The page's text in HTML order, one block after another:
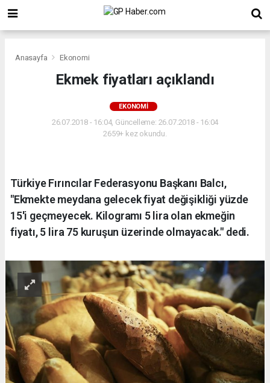
Anasayfa Ekonomi
Ekmek fiyatları açıklandı
EKONOMI
26.07.2018 - 16:04, Güncelleme: 26.07.2018 - 16:04
2659+ kez okundu.
Türkiye Fırıncılar Federasyonu Başkanı Balcı,
"Ekmekte meydana gelecek fiyat değişikliği yüzde
15'i geçmeyecek. Kilogramı 5 lira olan ekmeğin
fiyatı, 5 lira 75 kuruşun üzerinde olmayacak." dedi.